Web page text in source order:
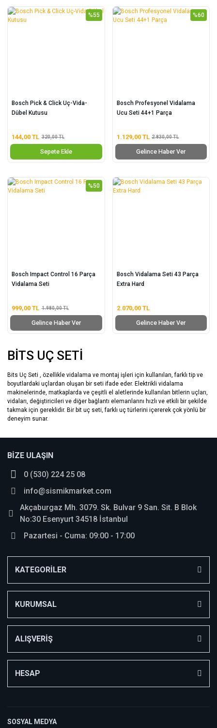
%55
Bosch Pick & Click Uç-Vida-
Dübel Kutusu
144,00 TL 320,00 TL
Sepete Ekle
%60
Bosch Profesyonel Vidalama
Ucu Seti 44+1 Parça
1.129,00 TL 2.830,00 TL
Gelince Haber Ver
%50
Bosch Impact Control 16 Parça
Vidalama Seti
999,00 TL 1.980,00 TL
Gelince Haber Ver
Bosch Vidalama Seti 43 Parça
Extra Hard
2.070,00 TL
Gelince Haber Ver
BİTS UÇ SETİ
Bits Uç Seti , özellikle vidalama ve montaj işleri için kullanılan, farklı tip ve
boyutlardaki uçlardan oluşan bir seti ifade eder. Elektrikli vidalama
makinelerinde, matkaplarda ve çeşitli el aletlerinde kullanılan bitlerin uçları,
vidaları, değiştiricileri ve diğer bağlantı elemanlarını hızlı ve etkili bir şekilde
takmak için gereklidir. Bir bit uç seti, farklı uç türlerini içererek çok yönlü bir
deneyim sunar.
BİZE ULAŞIN
0 (530) 224 25 08
info@sismikmarket.com
Akçaburgaz Mh. 3079. Sk. Bulvar 9 San. Sit. B Blok
No:30 Esenyurt 34518 İstanbul
Pazartesi - Cuma: 09:00 - 17:00
KATEGORİLER
KURUMSAL
ALIŞVERİŞ
HESAP
SOSYAL MEDYA